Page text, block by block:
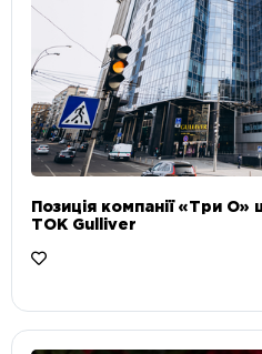
Позиція компанії «Три О»
ТОК Gulliver